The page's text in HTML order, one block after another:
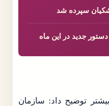
سپرده شد
دستور جدید در این ماه
توضیح داد: سازمان